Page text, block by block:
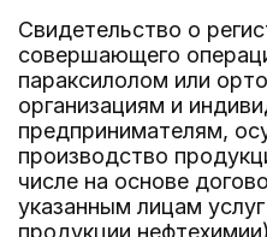
Свидетельство о
совершающего
параксилолом или
организациям и
предпринимателям,
производство
числе на основе
указанным лицам
продукции